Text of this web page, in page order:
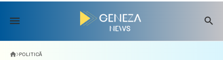
Skip
content
POLITICĂ